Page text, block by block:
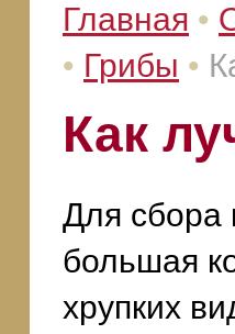
Главная •
• Грибы •
Как
Для сбора
большая
хрупких